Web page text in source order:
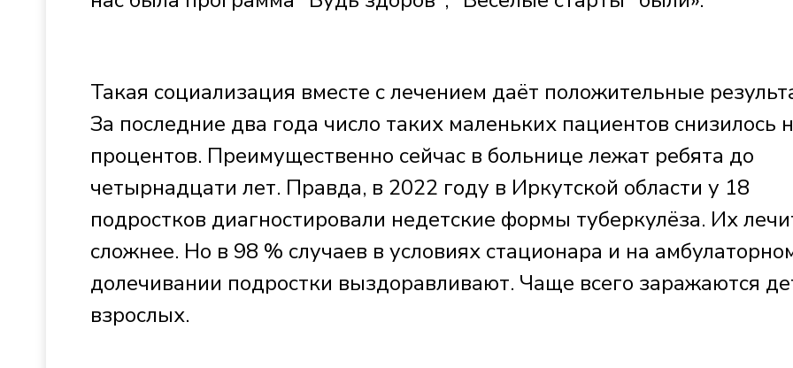
Такая социализация вместе с лечением даёт положительные
За последние два года число таких маленьких пациентов снизилось
процентов. Преимущественно сейчас в больнице лежат ребята до
четырнадцати лет. Правда, в 2022 году в Иркутской области у 18
подростков диагностировали недетские формы туберкулёза. Их
сложнее. Но в 98 % случаев в условиях стационара и на
долечивании подростки выздоравливают. Чаще всего заражаются
взрослых.